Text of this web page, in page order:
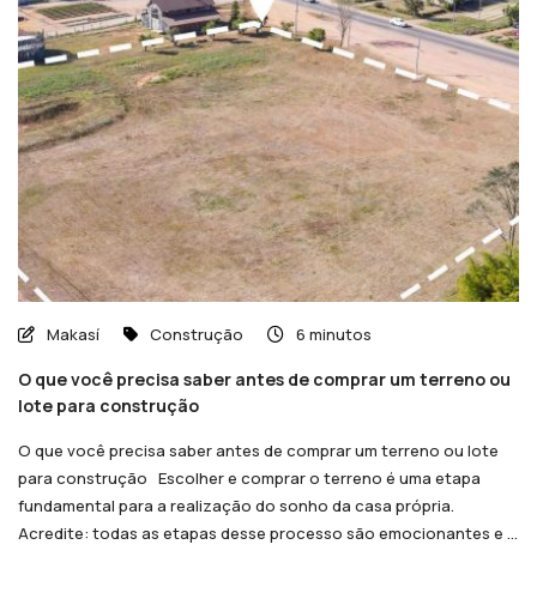
Makasí Construção 6 minutos
O que você precisa saber antes de comprar um terreno ou
lote para construção
O que você precisa saber antes de comprar um terreno ou lote
para construção Escolher e comprar o terreno é uma etapa
fundamental para a realização do sonho da casa própria.
Acredite: todas as etapas desse processo são emocionantes e ...